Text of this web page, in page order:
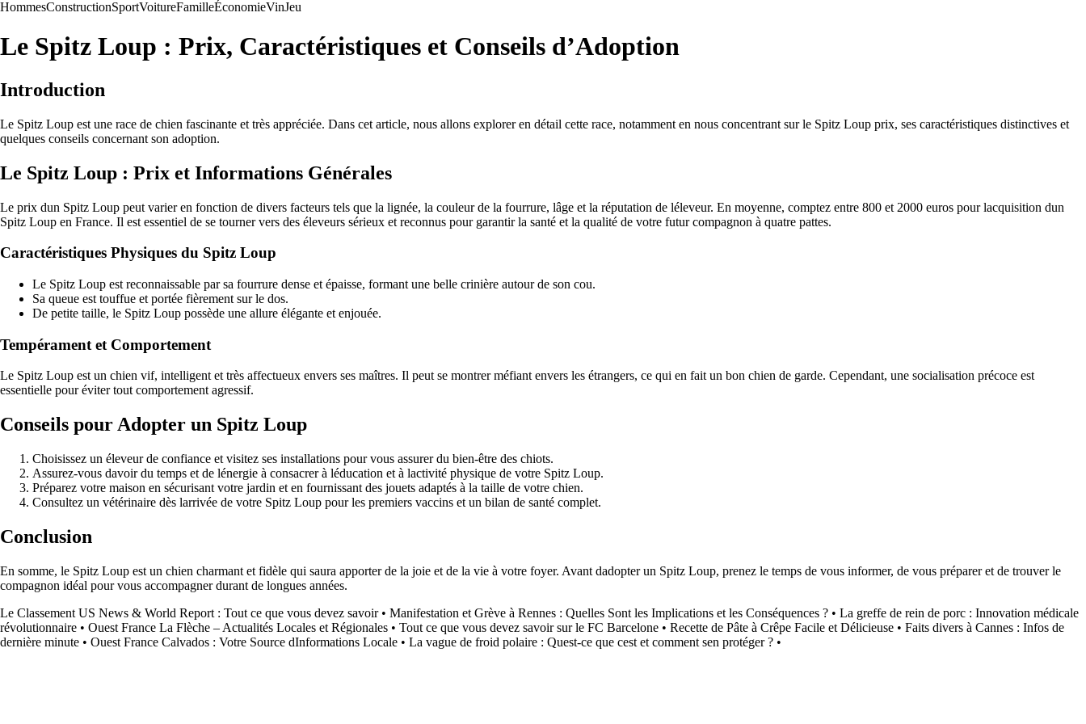
HommesConstructionSportVoitureFamilleÉconomieVinJeu
Le Spitz Loup : Prix, Caractéristiques et Conseils d’Adoption
Introduction
Le Spitz Loup est une race de chien fascinante et très appréciée. Dans cet article, nous allons explorer en détail cette race, notamment en nous concentrant sur le Spitz Loup prix, ses caractéristiques distinctives et
quelques conseils concernant son adoption.
Le Spitz Loup : Prix et Informations Générales
Le prix dun Spitz Loup peut varier en fonction de divers facteurs tels que la lignée, la couleur de la fourrure, lâge et la réputation de léleveur. En moyenne, comptez entre 800 et 2000 euros pour lacquisition dun
Spitz Loup en France. Il est essentiel de se tourner vers des éleveurs sérieux et reconnus pour garantir la santé et la qualité de votre futur compagnon à quatre pattes.
Caractéristiques Physiques du Spitz Loup
Le Spitz Loup est reconnaissable par sa fourrure dense et épaisse, formant une belle crinière autour de son cou.
Sa queue est touffue et portée fièrement sur le dos.
De petite taille, le Spitz Loup possède une allure élégante et enjouée.
Tempérament et Comportement
Le Spitz Loup est un chien vif, intelligent et très affectueux envers ses maîtres. Il peut se montrer méfiant envers les étrangers, ce qui en fait un bon chien de garde. Cependant, une socialisation précoce est
essentielle pour éviter tout comportement agressif.
Conseils pour Adopter un Spitz Loup
Choisissez un éleveur de confiance et visitez ses installations pour vous assurer du bien-être des chiots.
Assurez-vous davoir du temps et de lénergie à consacrer à léducation et à lactivité physique de votre Spitz Loup.
Préparez votre maison en sécurisant votre jardin et en fournissant des jouets adaptés à la taille de votre chien.
Consultez un vétérinaire dès larrivée de votre Spitz Loup pour les premiers vaccins et un bilan de santé complet.
Conclusion
En somme, le Spitz Loup est un chien charmant et fidèle qui saura apporter de la joie et de la vie à votre foyer. Avant dadopter un Spitz Loup, prenez le temps de vous informer, de vous préparer et de trouver le
compagnon idéal pour vous accompagner durant de longues années.
Le Classement US News & World Report : Tout ce que vous devez savoir• Manifestation et Grève à Rennes : Quelles Sont les Implications et les Conséquences ? • La greffe de rein de porc : Innovation médicale
révolutionnaire • Ouest France La Flèche – Actualités Locales et Régionales • Tout ce que vous devez savoir sur le FC Barcelone • Recette de Pâte à Crêpe Facile et Délicieuse • Faits divers à Cannes : Infos de
dernière minute • Ouest France Calvados : Votre Source dInformations Locale • La vague de froid polaire : Quest-ce que cest et comment sen protéger ? •